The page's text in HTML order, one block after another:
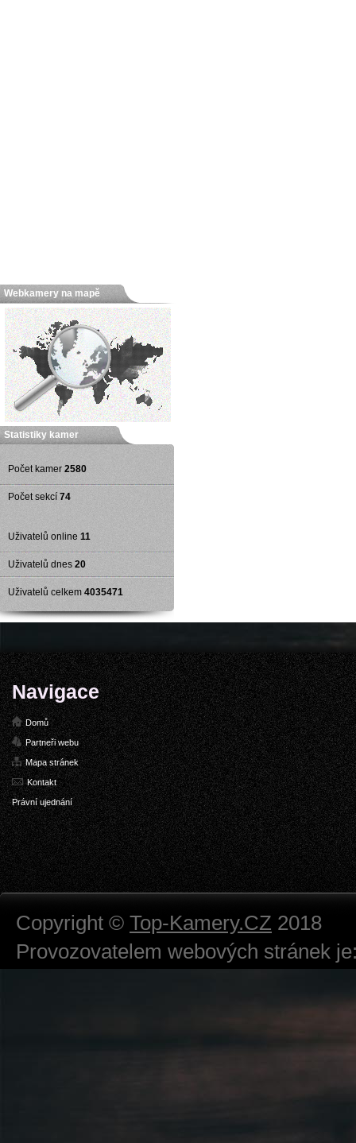
Webkamery na mapě
Statistiky kamer
Počet kamer 2580
Počet sekcí 74
Uživatelů online 11
Uživatelů dnes 20
Uživatelů celkem 4035471
Navigace
Domů
Partneři webu
Mapa stránek
Kontakt
Právní ujednání
Copyright © Top-Kamery.CZ 2018
Provozovatelem webových stránek
Právnická osoba podnikající dle